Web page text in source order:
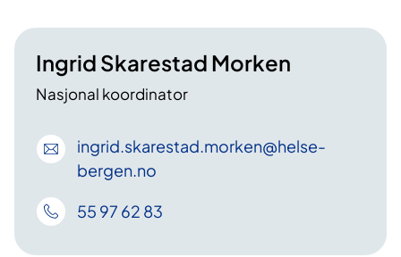
Ingrid Skarestad Morken
Nasjonal koordinator
ingrid.skarestad.morken@helse-
bergen.no
55 97 62 83